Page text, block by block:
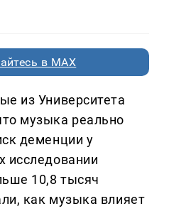
в MAX
из Университета
музыка реально
деменции у
исследовании
10,8 тысяч
как музыка влияет